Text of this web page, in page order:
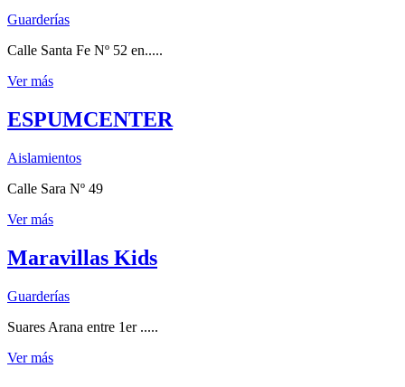
Guarderías
Calle Santa Fe Nº 52 en.....
Ver más
ESPUMCENTER
Aislamientos
Calle Sara Nº 49
Ver más
Maravillas Kids
Guarderías
Suares Arana entre 1er .....
Ver más